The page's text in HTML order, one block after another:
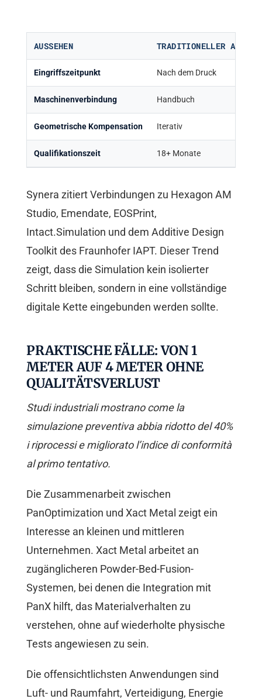
AUSSEHEN TRADITIONELLER ANSATZ
Eingriffszeitpunkt Nach dem Druck
Maschinenverbindung Handbuch
Geometrische Kompensation Iterativ
Qualifikationszeit 18+ Monate
Synera zitiert Verbindungen zu Hexagon AM
Studio, Emendate, EOSPrint,
Intact.Simulation und dem Additive Design
Toolkit des Fraunhofer IAPT. Dieser Trend
zeigt, dass die Simulation kein isolierter
Schritt bleiben, sondern in eine vollständige
digitale Kette eingebunden werden sollte.
PRAKTISCHE FÄLLE: VON 1
METER AUF 4 METER OHNE
QUALITÄTSVERLUST
Studi industriali mostrano come la
simulazione preventiva abbia ridotto del 40%
i riprocessi e migliorato l’indice di conformità
al primo tentativo.
Die Zusammenarbeit zwischen
PanOptimization und Xact Metal zeigt ein
Interesse an kleinen und mittleren
Unternehmen. Xact Metal arbeitet an
zugänglicheren Powder-Bed-Fusion-
Systemen, bei denen die Integration mit
PanX hilft, das Materialverhalten zu
verstehen, ohne auf wiederholte physische
Tests angewiesen zu sein.
Die offensichtlichsten Anwendungen sind
Luft- und Raumfahrt, Verteidigung, Energie